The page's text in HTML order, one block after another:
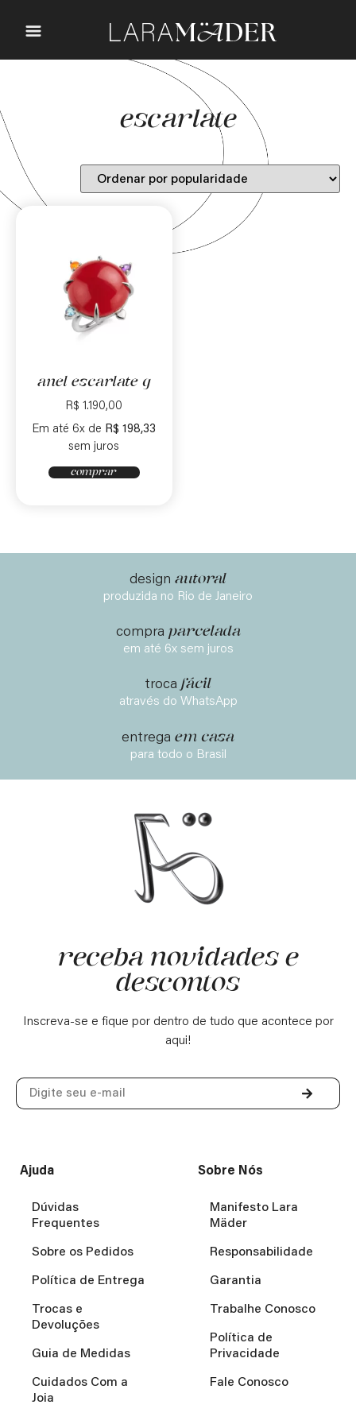
escarlate
anel escarlate g
R$ 1.190,00
Em até 6x de R$ 198,33
sem juros
comprar
design autoral
produzida no Rio de Janeiro
compra parcelada
em até 6x sem juros
troca fácil
através do WhatsApp
entrega em casa
para todo o Brasil
receba novidades e
descontos
Inscreva-se e fique por dentro de tudo que acontece por
aqui!
Ajuda
Dúvidas
Frequentes
Sobre os Pedidos
Política de Entrega
Trocas e
Devoluções
Guia de Medidas
Cuidados Com a
Joia
Sobre Nós
Manifesto Lara
Mäder
Responsabilidade
Garantia
Trabalhe Conosco
Política de
Privacidade
Fale Conosco